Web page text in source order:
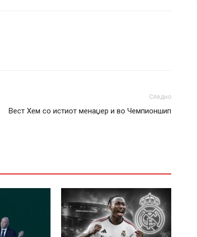
Следно
Вест Хем со истиот менаџер и во Чемпионшип